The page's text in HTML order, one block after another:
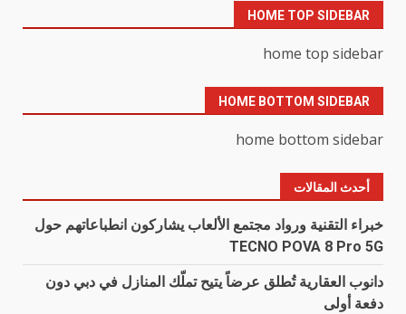
HOME TOP SIDEBAR
home top sidebar
HOME BOTTOM SIDEBAR
home bottom sidebar
أحدث المقالات
خبراء التقنية ورواد مجتمع الألعاب يشاركون انطباعاتهم حول
TECNO POVA 8 Pro 5G
دانوب العقارية تُطلق عرضاً يتيح تملّك المنازل في دبي دون
دفعة أولى